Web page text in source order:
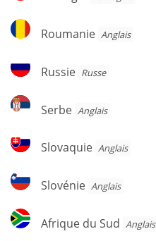
Roumanie
Roumanie Anglais
Russie
Russie Russe
Serbe
Serbe Anglais
Slovaquie
Slovaquie Anglais
Slovénie
Slovénie Anglais
Afrique
du
Afrique du Sud Anglais